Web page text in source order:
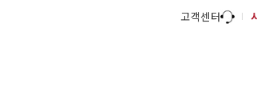
고객센터